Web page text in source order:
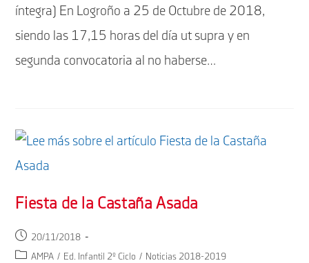
íntegra) En Logroño a 25 de Octubre de 2018,
siendo las 17,15 horas del día ut supra y en
segunda convocatoria al no haberse…
Fiesta de la Castaña Asada
Publicación
de
20/11/2018
Categoría
AMPA / Ed. Infantil 2º Ciclo / Noticias 2018-2019